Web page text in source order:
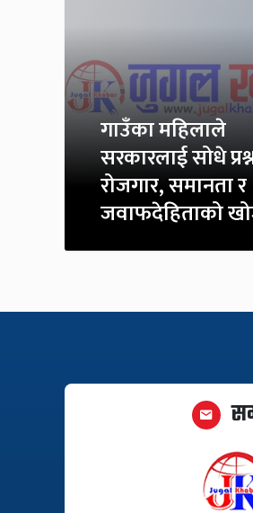
गाउँका महिलाले
सरकारलाई सोधे
रोजगार, समानता र
जवाफदेहिताको